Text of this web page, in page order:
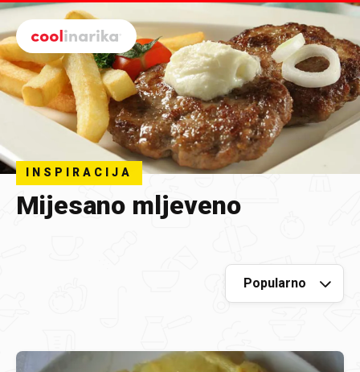
Preskoči na glavni sadržaj
INSPIRACIJA
Mijesano mljeveno